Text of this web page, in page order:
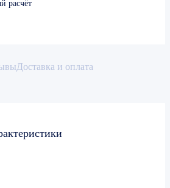
расчёт
Доставка и оплата